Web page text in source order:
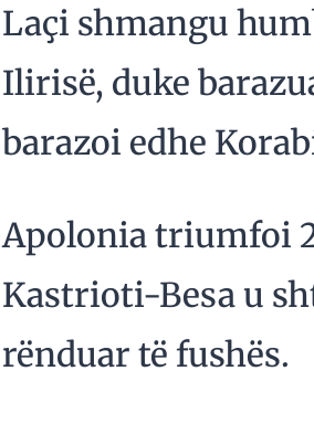
Laçi shmangu
Ilirisë, duke
barazoi edhe
Apolonia triumfoi
Kastrioti-Besa u
rënduar të fushës.